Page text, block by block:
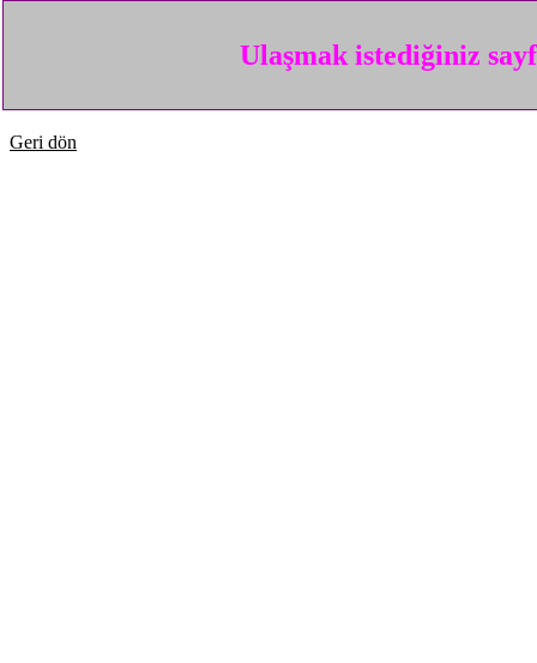
Ulaşmak istediğiniz
Geri dön